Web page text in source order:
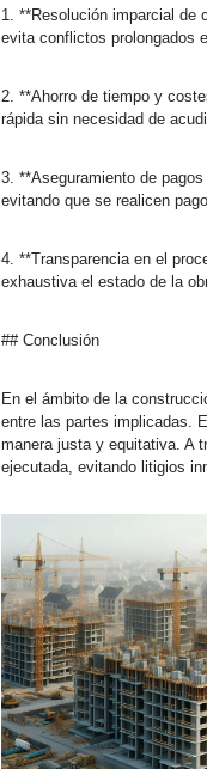
1. **Resolución imparcial de
evita conflictos prolongados
2. **Ahorro de tiempo y
rápida sin necesidad de
3. **Aseguramiento de
evitando que se realicen
4. **Transparencia en el
exhaustiva el estado de la
## Conclusión
En el ámbito de la
entre las partes implicadas.
manera justa y equitativa. A
ejecutada, evitando litigios